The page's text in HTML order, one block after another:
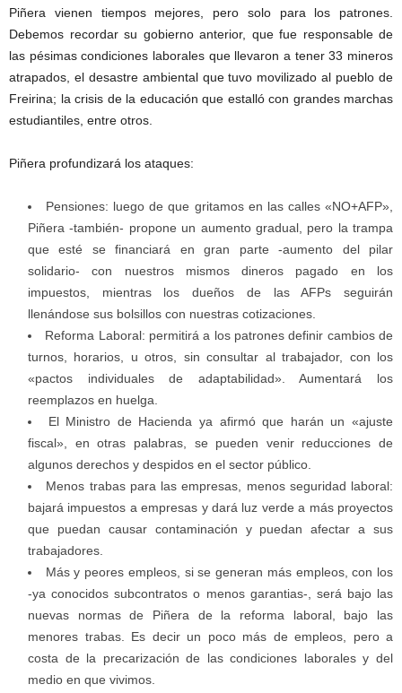
Piñera vienen tiempos mejores, pero solo para los patrones.
Debemos recordar su gobierno anterior, que fue responsable de
las pésimas condiciones laborales que llevaron a tener 33 mineros
atrapados, el desastre ambiental que tuvo movilizado al pueblo de
Freirina; la crisis de la educación que estalló con grandes marchas
estudiantiles, entre otros.
Piñera profundizará los ataques:
Pensiones: luego de que gritamos en las calles «NO+AFP»,
Piñera -también- propone un aumento gradual, pero la trampa
que esté se financiará en gran parte -aumento del pilar
solidario- con nuestros mismos dineros pagado en los
impuestos, mientras los dueños de las AFPs seguirán
llenándose sus bolsillos con nuestras cotizaciones.
Reforma Laboral: permitirá a los patrones definir cambios de
turnos, horarios, u otros, sin consultar al trabajador, con los
«pactos individuales de adaptabilidad». Aumentará los
reemplazos en huelga.
El Ministro de Hacienda ya afirmó que harán un «ajuste
fiscal», en otras palabras, se pueden venir reducciones de
algunos derechos y despidos en el sector público.
Menos trabas para las empresas, menos seguridad laboral:
bajará impuestos a empresas y dará luz verde a más proyectos
que puedan causar contaminación y puedan afectar a sus
trabajadores.
Más y peores empleos, si se generan más empleos, con los
-ya conocidos subcontratos o menos garantias-, será bajo las
nuevas normas de Piñera de la reforma laboral, bajo las
menores trabas. Es decir un poco más de empleos, pero a
costa de la precarización de las condiciones laborales y del
medio en que vivimos.